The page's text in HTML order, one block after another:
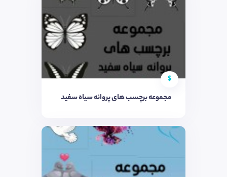
$
مجموعه برچسب های پروانه سیاه سفید